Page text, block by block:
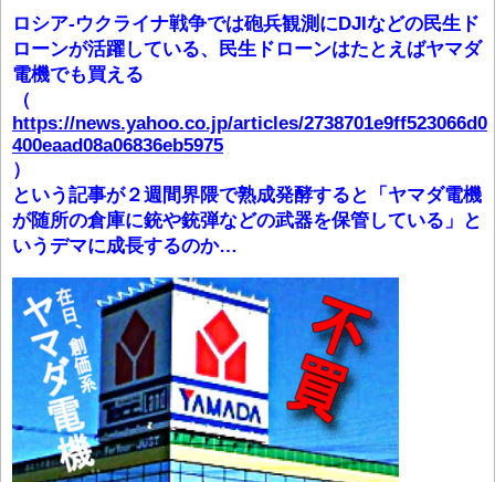
ロシア-ウクライナ戦争では砲兵観測にDJIなどの民生ド
ローンが活躍している、民生ドローンはたとえばヤマダ
電機でも買える
（
https://news.yahoo.co.jp/articles/2738701e9ff523066d0
400eaad08a06836eb5975
）
という記事が２週間界隈で熟成発酵すると「ヤマダ電機
が随所の倉庫に銃や銃弾などの武器を保管している」と
いうデマに成長するのか…